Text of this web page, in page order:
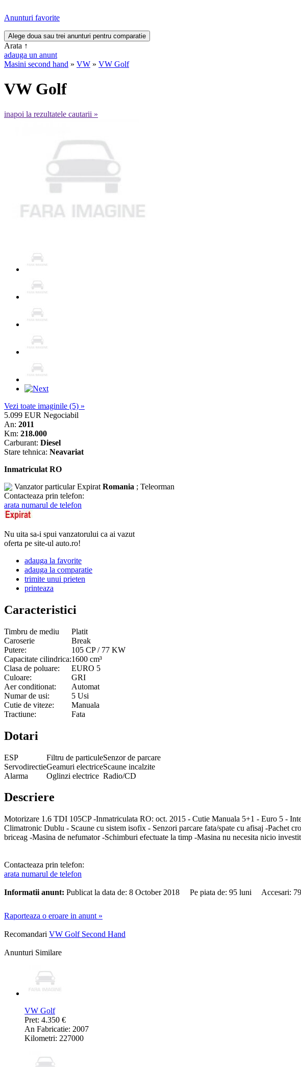
Anunturi favorite
Arata ↑
adauga un anunt
Masini second hand » VW » VW Golf
VW Golf
inapoi la rezultatele cautarii »
Vezi toate imaginile (5) »
5.099 EUR Negociabil
An: 2011
Km: 218.000
Carburant: Diesel
Stare tehnica: Neavariat
Inmatriculat RO
Vanzator particularExpirat Romania ; Teleorman
Contacteaza prin telefon:
arata numarul de telefon
Nu uita sa-i spui vanzatorului ca ai vazut
oferta pe site-ul auto.ro!
adauga la favorite
adauga la comparatie
trimite unui prieten
printeaza
Caracteristici
Timbru de mediu
Platit
Caroserie
Break
Putere:
105 CP / 77 KW
Capacitate cilindrica:1600 cm³
Clasa de poluare:
EURO 5
Culoare:
GRI
Aer conditionat:
Automat
Numar de usi:
5 Usi
Cutie de viteze:
Manuala
Tractiune:
Fata
Dotari
ESP Filtru de particuleSenzor de parcare
ServodirectieGeamuri electriceScaune incalzite
Alarma
Oglinzi electrice Radio/CD
Descriere
Motorizare 1.6 TDI 105CP -Inmatriculata RO: oct. 2015 - Cutie Manuala 5+1 - Euro 5 -
Climatronic Dublu - Scaune cu sistem isofix - Senzori parcare fata/spate cu afisaj -Pachet
briceag -Masina de nefumator -Schimburi efectuate la timp -Masina nu necesita nicio
Contacteaza prin telefon:
arata numarul de telefon
Informatii anunt: Publicat la data de: 8 October 2018 Pe piata de: 95 luni Accesari:
Raporteaza o eroare in anunt »
Recomandari VW Golf Second Hand
Anunturi Similare
VW Golf
Pret: 4.350 €
An Fabricatie: 2007
Kilometri: 227000